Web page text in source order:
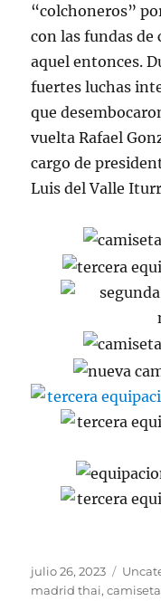
“colchoneros”
con las fundas de
aquel entonces.
fuertes luchas
que
vuelta Rafael
cargo de
Luis del Valle
Publicado
el
julio 26, 2023
madrid thai,